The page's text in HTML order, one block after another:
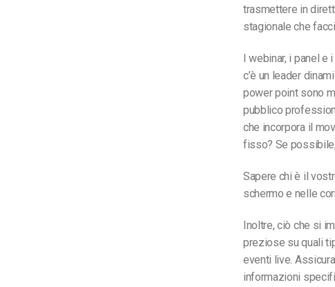
trasmettere in
stagionale che
I webinar, i panel e
c’è un leader
power point sono
pubblico
che incorpora il
fisso? Se
Sapere chi è il
schermo e nelle
Inoltre, ciò che si
preziose su quali
eventi live.
informazioni